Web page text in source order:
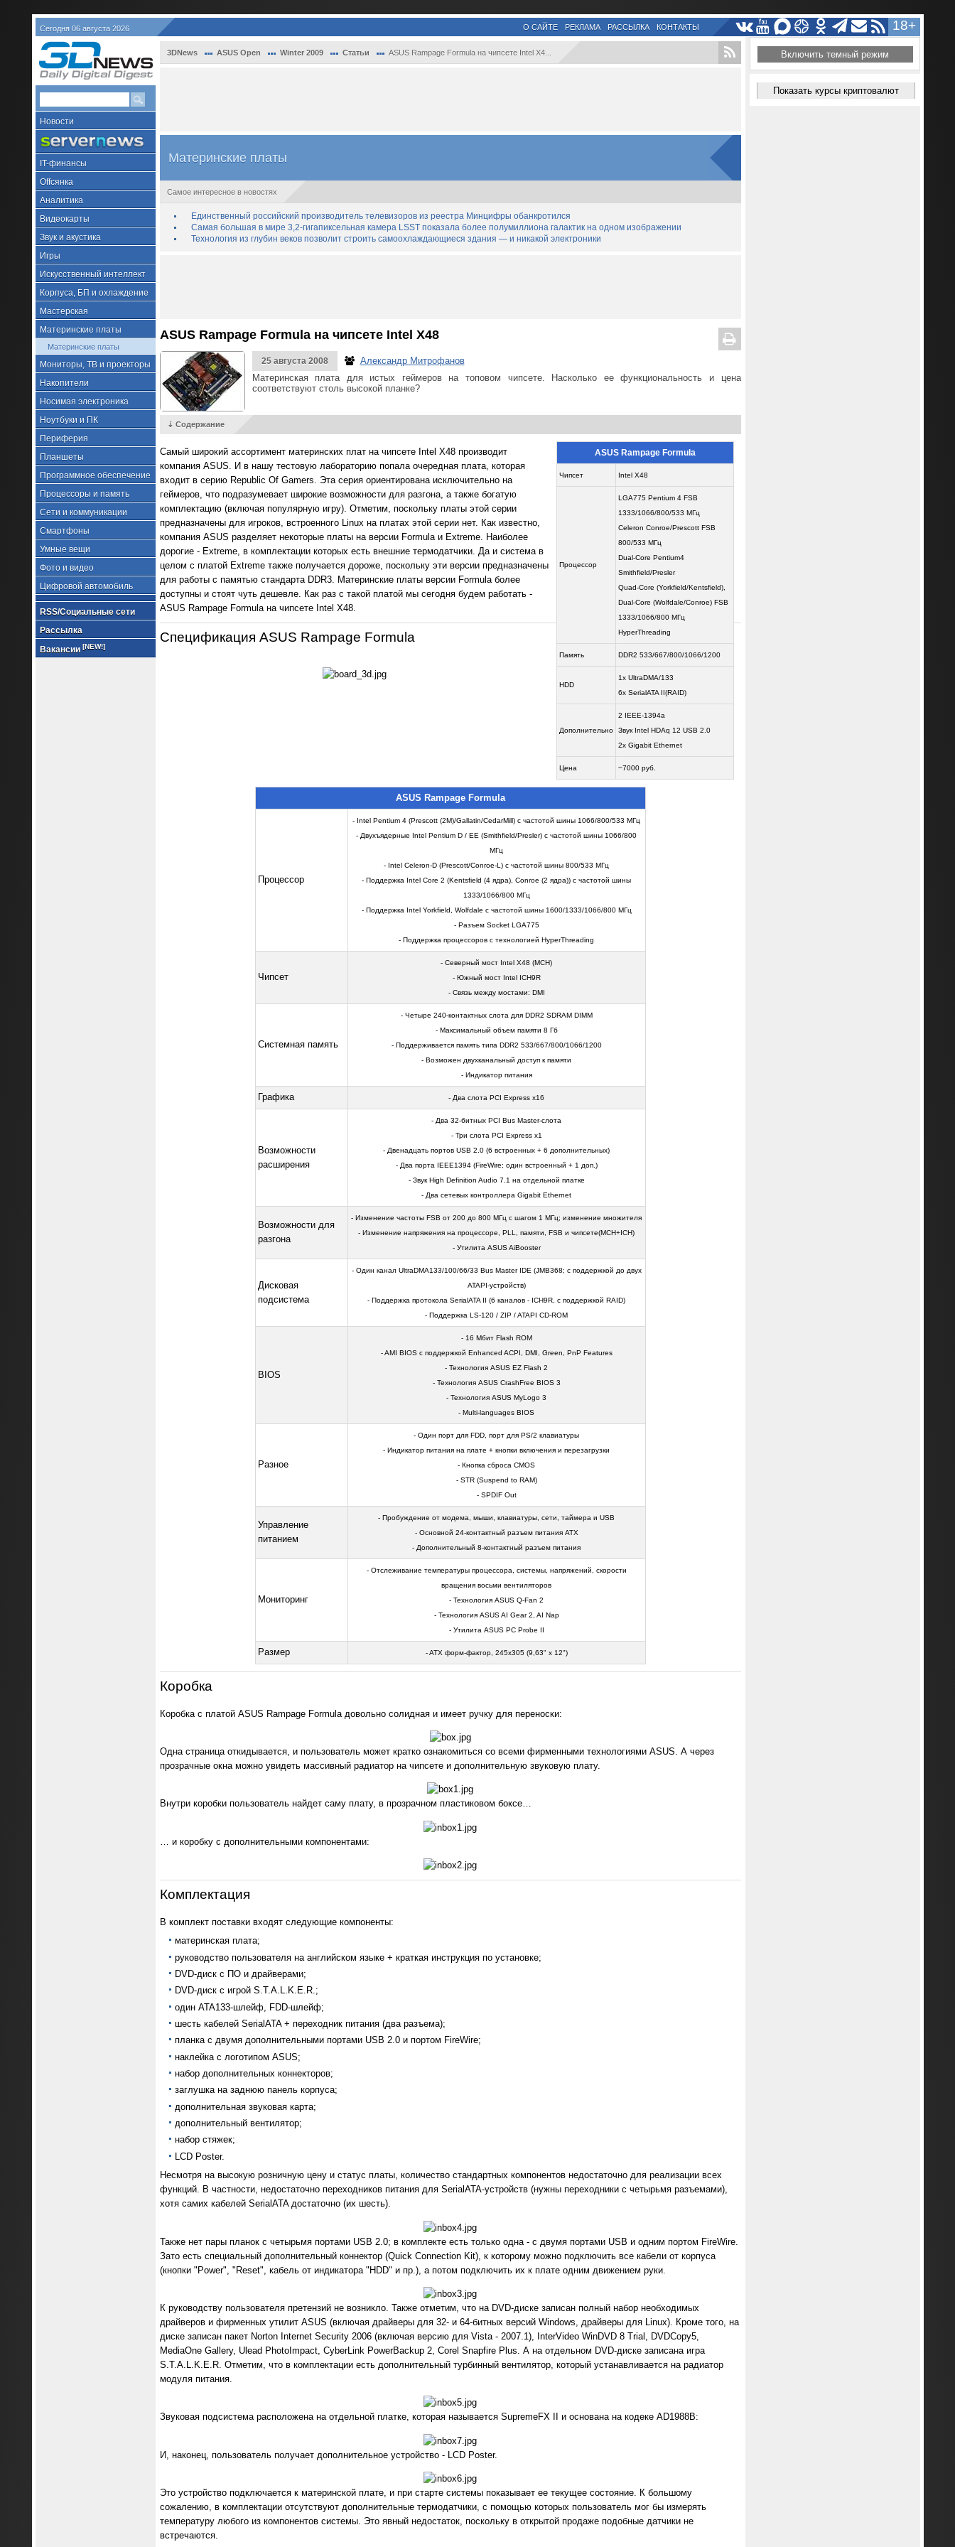
Сегодня 06 августа 2026 18+
О САЙТЕ РЕКЛАМА РАССЫЛКА КОНТАКТЫ
Новости
IT-финансы
Offсянка
Аналитика
Видеокарты
Звук и акустика
Игры
Искусственный интеллект
Корпуса, БП и охлаждение
Мастерская
Материнские платы
Материнские платы
Мониторы, ТВ и проекторы
Накопители
Носимая электроника
Ноутбуки и ПК
Периферия
Планшеты
Программное обеспечение
Процессоры и память
Сети и коммуникации
Смартфоны
Умные вещи
Фото и видео
Цифровой автомобиль
RSS/Социальные сети
Рассылка
Вакансии [NEW!]
3DNews ASUS Open Winter 2009 Статьи ASUS Rampage Formula на чипсете Intel X4...
Материнские платы
Самое интересное в новостях
Единственный российский производитель телевизоров из реестра Минцифры обанкротился
Самая большая в мире 3,2-гигапиксельная камера LSST показала более полумиллиона галактик на одном изображении
Технология из глубин веков позволит строить самоохлаждающиеся здания — и никакой электроники
ASUS Rampage Formula на чипсете Intel X48
25 августа 2008
Александр Митрофанов
Материнская плата для истых геймеров на топовом чипсете. Насколько ее функциональность и цена
соответствуют столь высокой планке?
⇣ Содержание
ASUS Rampage Formula
Чипсет Intel X48
Процессор
LGA775 Pentium 4 FSB
1333/1066/800/533 МГц
Celeron Conroe/Prescott FSB
800/533 МГц
Dual-Core Pentium4
Smithfield/Presler
Quad-Core (Yorkfield/Kentsfield),
Dual-Core (Wolfdale/Conroe) FSB
1333/1066/800 МГц
HyperThreading
Память DDR2 533/667/800/1066/1200
HDD
1x UltraDMA/133
6x SerialATA II(RAID)
Дополнительно
2 IEEE-1394a
Звук Intel HDAq 12 USB 2.0
2x Gigabit Ethernet
Цена ~7000 руб.
Самый широкий ассортимент материнских плат на чипсете Intel X48 производит
компания ASUS. И в нашу тестовую лабораторию попала очередная плата, которая
входит в серию Republic Of Gamers. Эта серия ориентирована исключительно на
геймеров, что подразумевает широкие возможности для разгона, а также богатую
комплектацию (включая популярную игру). Отметим, поскольку платы этой серии
предназначены для игроков, встроенного Linux на платах этой серии нет. Как известно,
компания ASUS разделяет некоторые платы на версии Formula и Extreme. Наиболее
дорогие - Extreme, в комплектации которых есть внешние термодатчики. Да и система в
целом с платой Extreme также получается дороже, поскольку эти версии предназначены
для работы с памятью стандарта DDR3. Материнские платы версии Formula более
доступны и стоят чуть дешевле. Как раз с такой платой мы сегодня будем работать -
ASUS Rampage Formula на чипсете Intel X48.
Спецификация ASUS Rampage Formula
ASUS Rampage Formula
Процессор
- Intel Pentium 4 (Prescott (2M)/Gallatin/CedarMill) с частотой шины 1066/800/533 МГц
- Двухъядерные Intel Pentium D / EE (Smithfield/Presler) с частотой шины 1066/800
МГц
- Intel Celeron-D (Prescott/Conroe-L) с частотой шины 800/533 МГц
- Поддержка Intel Core 2 (Kentsfield (4 ядра), Conroe (2 ядра)) с частотой шины
1333/1066/800 МГц
- Поддержка Intel Yorkfield, Wolfdale с частотой шины 1600/1333/1066/800 МГц
- Разъем Socket LGA775
- Поддержка процессоров с технологией HyperThreading
Чипсет
- Северный мост Intel X48 (MCH)
- Южный мост Intel ICH9R
- Связь между мостами: DMI
Системная память
- Четыре 240-контактных слота для DDR2 SDRAM DIMM
- Максимальный объем памяти 8 Гб
- Поддерживается память типа DDR2 533/667/800/1066/1200
- Возможен двухканальный доступ к памяти
- Индикатор питания
Графика - Два слота PCI Express x16
Возможности
расширения
- Два 32-битных PCI Bus Master-слота
- Три слота PCI Express x1
- Двенадцать портов USB 2.0 (6 встроенных + 6 дополнительных)
- Два порта IEEE1394 (FireWire; один встроенный + 1 доп.)
- Звук High Definition Audio 7.1 на отдельной платке
- Два сетевых контроллера Gigabit Ethernet
Возможности для
разгона
- Изменение частоты FSB от 200 до 800 МГц с шагом 1 МГц; изменение множителя
- Изменение напряжения на процессоре, PLL, памяти, FSB и чипсете(MCH+ICH)
- Утилита ASUS AiBooster
Дисковая
подсистема
- Один канал UltraDMA133/100/66/33 Bus Master IDE (JMB368; с поддержкой до двух
ATAPI-устройств)
- Поддержка протокола SerialATA II (6 каналов - ICH9R, c поддержкой RAID)
- Поддержка LS-120 / ZIP / ATAPI CD-ROM
BIOS
- 16 Мбит Flash ROM
- AMI BIOS с поддержкой Enhanced ACPI, DMI, Green, PnP Features
- Технология ASUS EZ Flash 2
- Технология ASUS CrashFree BIOS 3
- Технология ASUS MyLogo 3
- Multi-languages BIOS
Разное
- Один порт для FDD, порт для PS/2 клавиатуры
- Индикатор питания на плате + кнопки включения и перезагрузки
- Кнопка сброса CMOS
- STR (Suspend to RAM)
- SPDIF Out
Управление
питанием
- Пробуждение от модема, мыши, клавиатуры, сети, таймера и USB
- Основной 24-контактный разъем питания ATX
- Дополнительный 8-контактный разъем питания
Мониторинг
- Отслеживание температуры процессора, системы, напряжений, скорости
вращения восьми вентиляторов
- Технология ASUS Q-Fan 2
- Технология ASUS AI Gear 2, AI Nap
- Утилита ASUS PC Probe II
Размер - ATX форм-фактор, 245x305 (9,63" x 12")
Коробка
Коробка с платой ASUS Rampage Formula довольно солидная и имеет ручку для переноски:
Одна страница откидывается, и пользователь может кратко ознакомиться со всеми фирменными технологиями ASUS. А через
прозрачные окна можно увидеть массивный радиатор на чипсете и дополнительную звуковую плату.
Внутри коробки пользователь найдет саму плату, в прозрачном пластиковом боксе…
… и коробку с дополнительными компонентами:
Комплектация
В комплект поставки входят следующие компоненты:
материнская плата;
руководство пользователя на английском языке + краткая инструкция по установке;
DVD-диск с ПО и драйверами;
DVD-диск с игрой S.T.A.L.K.E.R.;
один ATA133-шлейф, FDD-шлейф;
шесть кабелей SerialATA + переходник питания (два разъема);
планка с двумя дополнительными портами USB 2.0 и портом FireWire;
наклейка с логотипом ASUS;
набор дополнительных коннекторов;
заглушка на заднюю панель корпуса;
дополнительная звуковая карта;
дополнительный вентилятор;
набор стяжек;
LCD Poster.
Несмотря на высокую розничную цену и статус платы, количество стандартных компонентов недостаточно для реализации всех
функций. В частности, недостаточно переходников питания для SerialATA-устройств (нужны переходники с четырьмя разъемами),
хотя самих кабелей SerialATA достаточно (их шесть).
Также нет пары планок с четырьмя портами USB 2.0; в комплекте есть только одна - с двумя портами USB и одним портом FireWire.
Зато есть специальный дополнительный коннектор (Quick Connection Kit), к которому можно подключить все кабели от корпуса
(кнопки "Power", "Reset", кабель от индикатора "HDD" и пр.), а потом подключить их к плате одним движением руки.
К руководству пользователя претензий не возникло. Также отметим, что на DVD-диске записан полный набор необходимых
драйверов и фирменных утилит ASUS (включая драйверы для 32- и 64-битных версий Windows, драйверы для Linux). Кроме того, на
диске записан пакет Norton Internet Security 2006 (включая версию для Vista - 2007.1), InterVideo WinDVD 8 Trial, DVDCopy5,
MediaOne Gallery, Ulead PhotoImpact, CyberLink PowerBackup 2, Corel Snapfire Plus. А на отдельном DVD-диске записана игра
S.T.A.L.K.E.R. Отметим, что в комплектации есть дополнительный турбинный вентилятор, который устанавливается на радиатор
модуля питания.
Звуковая подсистема расположена на отдельной платке, которая называется SupremeFX II и основана на кодеке AD1988B:
И, наконец, пользователь получает дополнительное устройство - LCD Poster.
Это устройство подключается к материнской плате, и при старте системы показывает ее текущее состояние. К большому
сожалению, в комплектации отсутствуют дополнительные термодатчики, с помощью которых пользователь мог бы измерять
температуру любого из компонентов системы. Это явный недостаток, поскольку в открытой продаже подобные датчики не
встречаются.
Включить темный режим
Показать курсы криптовалют